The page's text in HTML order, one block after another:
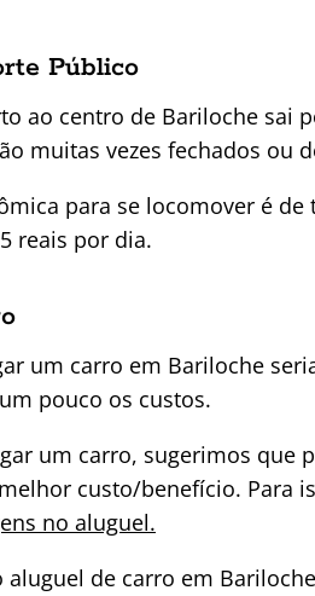
Público
ao centro de Bariloche sai
muitas vezes fechados ou
para se locomover é
reais por dia.
um carro em Bariloche
pouco os custos.
um carro, sugerimos que
custo/benefício. Para
no aluguel.
de carro em